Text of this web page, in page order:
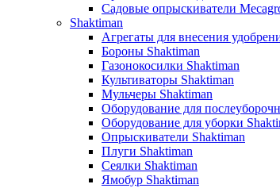
Садовые опрыскиватели
Shaktiman
Агрегаты для внесения
Бороны Shaktiman
Газонокосилки Shaktiman
Культиваторы Shaktiman
Мульчеры Shaktiman
Оборудование для
Оборудование для уборки
Опрыскиватели Shaktiman
Плуги Shaktiman
Сеялки Shaktiman
Ямобур Shaktiman